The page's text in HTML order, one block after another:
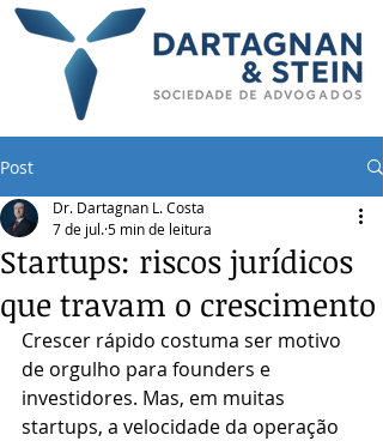
Post
Startups: riscos jurídicos
que travam o crescimento
Dr. Dartagnan L. Costa
7 de jul.5 min de leitura
Crescer rápido costuma ser motivo
de orgulho para founders e
investidores. Mas, em muitas
startups, a velocidade da operação